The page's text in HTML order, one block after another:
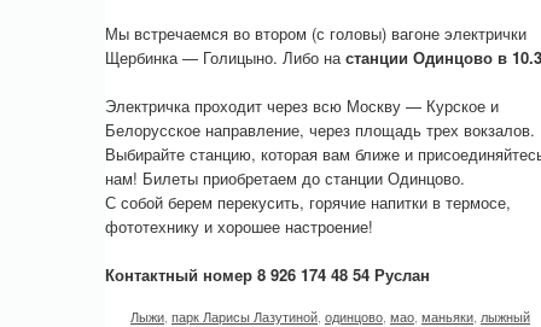
Мы встречаемся во втором (с головы) вагоне электрички
Щербинка — Голицыно. Либо настанции Одинцово в
Электричка проходит через всю Москву — Курское и
Белорусское направление, через площадь трех вокзалов.
Выбирайте станцию, которая вам ближе и
нам! Билеты приобретаем до станции Одинцово.
С собой берем перекусить, горячие напитки в термосе,
фототехнику и хорошее настроение!
Контактный номер 8 926 174 48 54 Руслан
Лыжи парк Ларисы Лазутиной одинцово мао маньяки лыжный